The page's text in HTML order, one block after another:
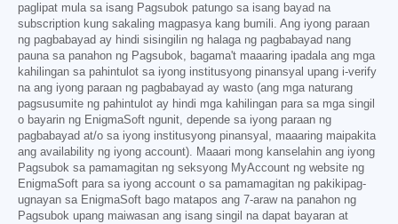
paglipat mula sa isang Pagsubok patungo sa isang bayad na
subscription kung sakaling magpasya kang bumili. Ang iyong paraan
ng pagbabayad ay hindi sisingilin ng halaga ng pagbabayad nang
pauna sa panahon ng Pagsubok, bagama't maaaring ipadala ang mga
kahilingan sa pahintulot sa iyong institusyong pinansyal upang i-verify
na ang iyong paraan ng pagbabayad ay wasto (ang mga naturang
pagsusumite ng pahintulot ay hindi mga kahilingan para sa mga singil
o bayarin ng EnigmaSoft ngunit, depende sa iyong paraan ng
pagbabayad at/o sa iyong institusyong pinansyal, maaaring maipakita
ang availability ng iyong account). Maaari mong kanselahin ang iyong
Pagsubok sa pamamagitan ng seksyong MyAccount ng website ng
EnigmaSoft para sa iyong account o sa pamamagitan ng pakikipag-
ugnayan sa EnigmaSoft bago matapos ang 7-araw na panahon ng
Pagsubok upang maiwasan ang isang singil na dapat bayaran at